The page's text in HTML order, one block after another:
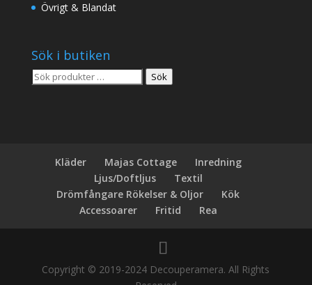
Övrigt & Blandat
Sök i butiken
Sök
Sök
Kläder Majas Cottage
Inredning
Ljus/Doftljus
Textil
Drömfångare Rökelser & Oljor
Kök
Accessoarer
Fritid Rea
Copyright © 2019-2024 Decouperamera. All Rights